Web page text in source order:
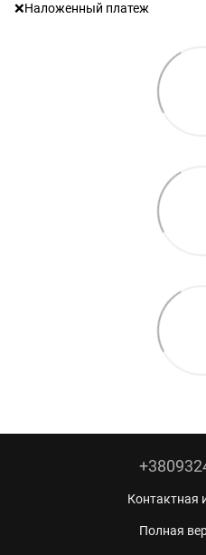
❌Наложенный платеж
Контактная
Полная